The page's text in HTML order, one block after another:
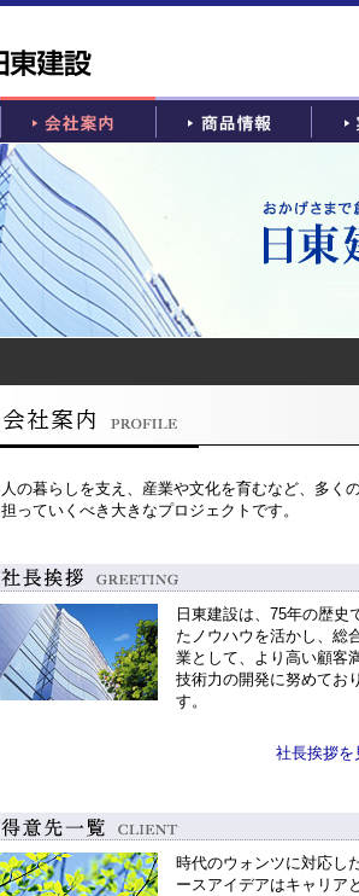
人の暮らしを支え、産業や文化を育むなど、多く
担っていくべき大きなプロジェクトです。
日東建設は、 75年の歴史
たノウハウを活かし、総
業として、より高い顧客
技術力の開発に努めてお
す。
社長挨拶を
時代のウォンツに対応し
ースアイデアはキャリア